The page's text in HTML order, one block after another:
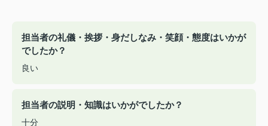
担当者の礼儀・挨拶・身だしなみ・笑顔・態度はいかが
でしたか？
良い
担当者の説明・知識はいかがでしたか？
十分